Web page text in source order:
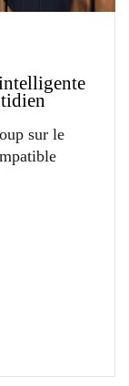
sur le